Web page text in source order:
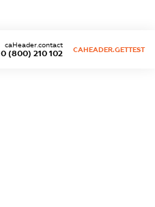
0 (800) 210 102
caHeader.contact
CAHEADER.GETTEST